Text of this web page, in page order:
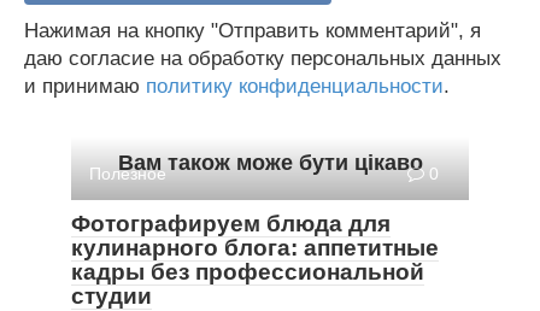
Нажимая на кнопку "Отправить комментарий", я
даю согласие на обработку персональных данных
и принимаю политику конфиденциальности.
Вам також може бути цікаво
Полезное 0
Фотографируем блюда для
кулинарного блога: аппетитные
кадры без профессиональной
студии